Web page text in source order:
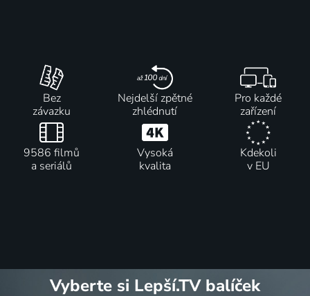
Bez
závazku
Nejdelší zpětné
zhlédnutí
Pro každé
zařízení
9586 filmů
a seriálů
Vysoká
kvalita
Kdekoli
v EU
Vyberte si Lepší.TV balíček